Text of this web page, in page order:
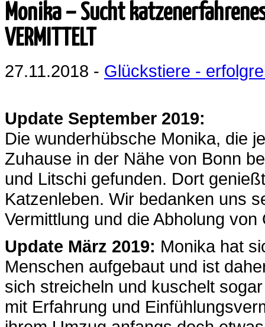
Monika – Sucht
VERMITTELT
27.11.2018 - Glückstiere -
Update September 2019:
Die wunderhübsche Monika, die
Zuhause in der Nähe von Bonn
und Litschi gefunden. Dort
Katzenleben. Wir bedanken uns
Vermittlung und die Abholung
Update März 2019: Monika hat
Menschen aufgebaut und ist
sich streicheln und kuschelt
mit Erfahrung und